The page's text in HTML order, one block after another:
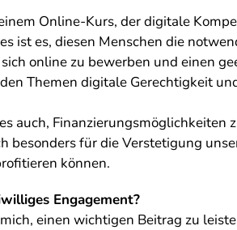
Online-Kurs, der digitale
ist es, diesen Menschen die
online zu bewerben und einen
Themen digitale Gerechtigkeit
auch, Finanzierungsmöglichkeiten
besonders für die Verstetigung
können.
Engagement?
einen wichtigen Beitrag zu